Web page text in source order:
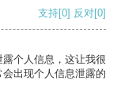
支持[0] 反对[0]
个人信息，这让我很
出现个人信息泄露的